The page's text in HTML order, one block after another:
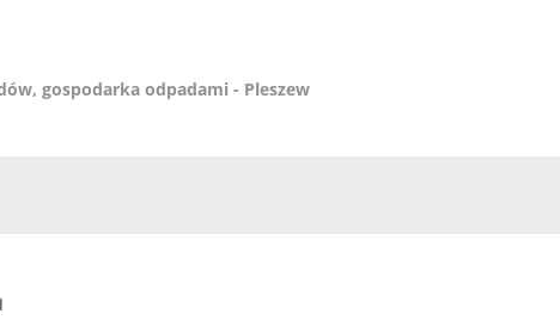
gospodarka odpadami - Pleszew